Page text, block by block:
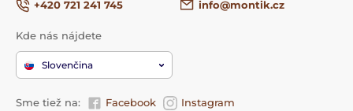
+420 721 241 745
info@montik.cz
Kde nás nájdete
Slovenčina
Sme tiež na: Facebook Instagram